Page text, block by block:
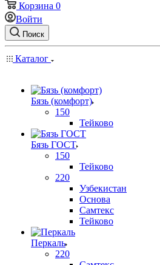
Корзина 0
Войти
Поиск
Каталог
Бязь (комфорт)
150
Тейково
Бязь ГОСТ
150
Тейково
220
Узбекистан
Основа
Самтекс
Тейково
Перкаль
220